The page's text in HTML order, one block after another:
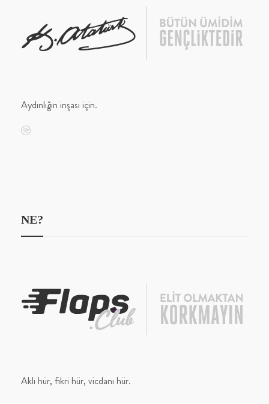
Aydınlığın inşası için.
NE?
Aklı hür, fikri hür, vicdanı hür.